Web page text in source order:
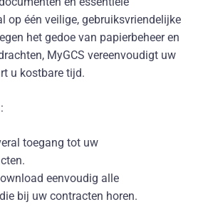
op één veilige, gebruiksvriendelijke
het gedoe van papierbeheer en
MyGCS vereenvoudigt uw
u kostbare tijd.
toegang tot uw
eenvoudig alle
bij uw contracten horen.